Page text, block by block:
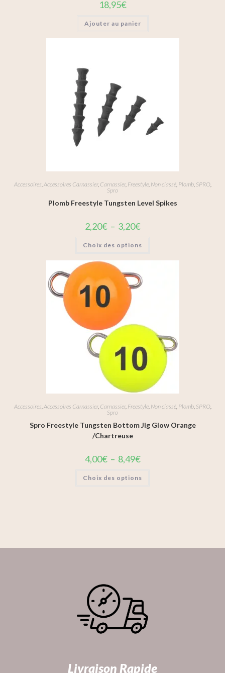
18,95€
Ajouter au panier
Accessoires,Accessoires Carnassier, Carnassier, Freestyle, Non classé, Plomb, SPRO,
Spro
Plomb Freestyle Tungsten Level Spikes
2,20€ – 3,20€
Choix des options
Accessoires Accessoires Carnassier, Carnassier, Freestyle, Non classé, Plomb, SPRO,
Spro
Spro Freestyle Tungsten Bottom Jig Glow Orange
/Chartreuse
4,00€ – 8,49€
Choix des options
Livraison Rapide